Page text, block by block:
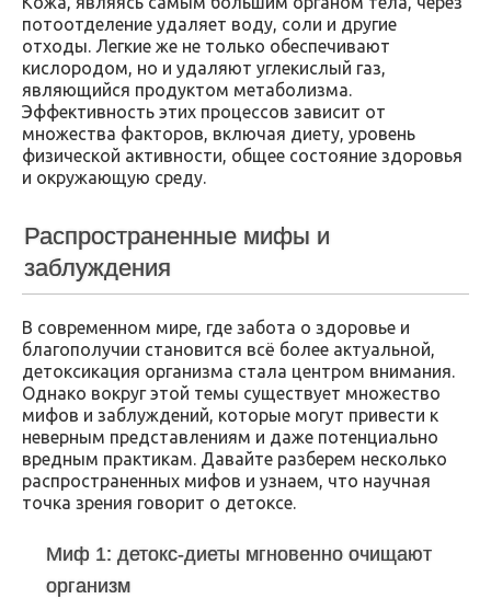
потоотделение удаляет воду, соли и другие
отходы. Легкие же не только обеспечивают
кислородом, но и удаляют углекислый газ,
являющийся продуктом метаболизма.
Эффективность этих процессов зависит от
множества факторов, включая диету, уровень
физической активности, общее состояние здоровья
и окружающую среду.
Распространенные мифы и
заблуждения
В современном мире, где забота о здоровье и
благополучии становится всё более актуальной,
детоксикация организма стала центром внимания.
Однако вокруг этой темы существует множество
мифов и заблуждений, которые могут привести к
неверным представлениям и даже потенциально
вредным практикам. Давайте разберем несколько
распространенных мифов и узнаем, что научная
точка зрения говорит о детоксе.
Миф 1: детокс-диеты мгновенно очищают
организм